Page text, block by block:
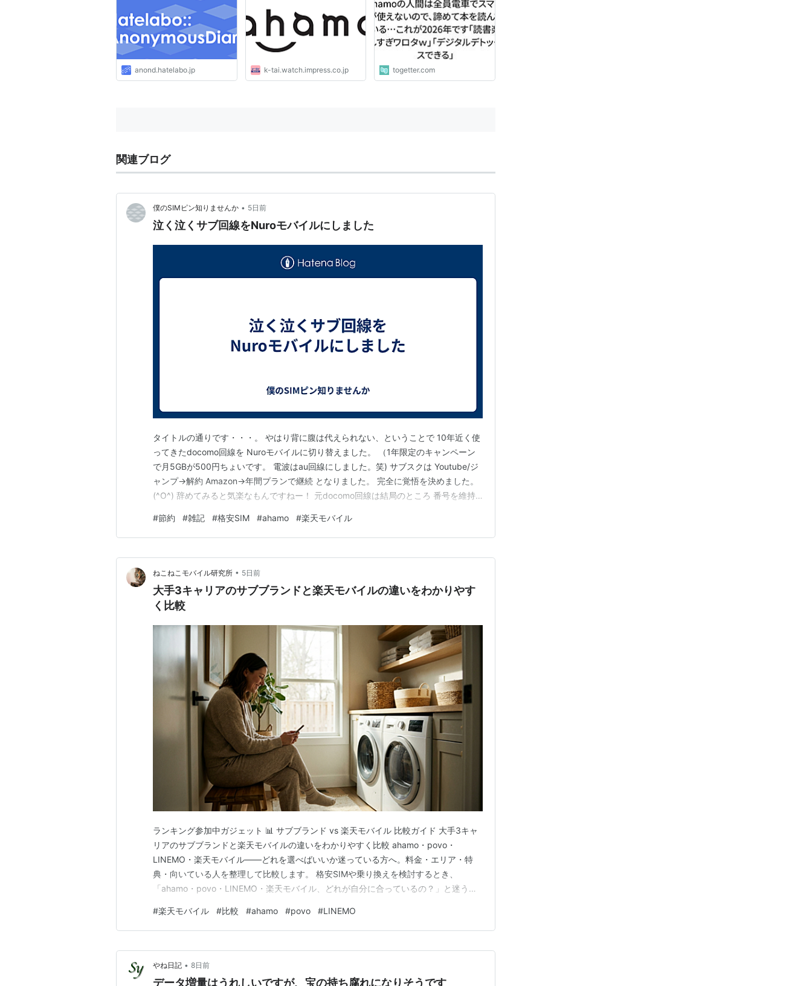
anond.hatelabo.jp k-tai.watch.impress.co.jp
ワロタｗ」「デジタルデトッ
クスできる」
togetter.com
関連ブログ
僕のSIMピン知りませんか • 5日前
泣く泣くサブ回線をNuroモバイルにしました
タイトルの通りです・・・。 やはり背に腹は代えられない、ということで 10年近く使
ってきたdocomo回線を Nuroモバイルに切り替えました。 （1年限定のキャンペーン
で月5GBが500円ちょいです。 電波はau回線にしました。笑) サブスクは Youtube/ジ
ャンプ→解約 Amazon→年間プランで継続 となりました。 完全に覚悟を決めました。
(^O^) 辞めてみると気楽なもんですねー！ 元docomo回線は結局のところ 番号を維持
くなった気がしないでもないです。😨） 今回の回線乗り換えとSIM入れ替えにより…
#節約 #雑記 #格安SIM #ahamo #楽天モバイル
ねこねこモバイル研究所 • 5日前
大手3キャリアのサブブランドと楽天モバイルの違いをわかりやす
く比較
ランキング参加中ガジェット 📊 サブブランド vs 楽天モバイル 比較ガイド 大手3キャ
リアのサブブランドと楽天モバイルの違いをわかりやすく比較 ahamo・povo・
LINEMO・楽天モバイル——どれを選べばいいか迷っている方へ。料金・エリア・特
典・向いている人を整理して比較します。 格安SIMや乗り換えを検討するとき、
「ahamo・povo・LINEMO・楽天モバイル、どれが自分に合っているの？」と迷う方
バイルは、いずれも大手キャリアより安い料金水準を提供していますが、料金の仕組
み・エリア・特典・向い…
#楽天モバイル #比較 #ahamo #povo #LINEMO
やね日記 • 8日前
データ増量はうれしいですが、宝の持ち腐れになりそうです